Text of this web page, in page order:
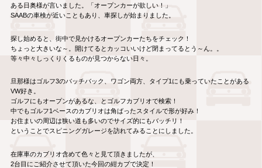
ある日奥様が言いました。「オープンカーが欲しい！」
SAABの車検が近いこともあり、車探しが始まりました。
探し始めると、街中で見かけるオープンカーたちをチェック！
ちょっと大きいな～。開けてるとカッコいいけど閉まってるとう～ん。。
等々中々しっくりくるものが見つからない日々。
旦那様はゴルフ3のバッチバック、ワゴン両方、タイプ1にも乗っていたことがある
VW好き。
ゴルフにもオープンがあるな、とゴルフカブリオで検索！
中でもゴルフ1ベースのカブリオは角ばったスタイルで形が好み！
お住まいの周辺は狭い道も多いのでサイズ的にもバッチリ！
ということでスピニングガレージを訪れてみることにしました。
在庫車のカブリオ含めて色々と見て頂きましたが、
2台目にご紹介させて頂いた今回の紺カブで決定！